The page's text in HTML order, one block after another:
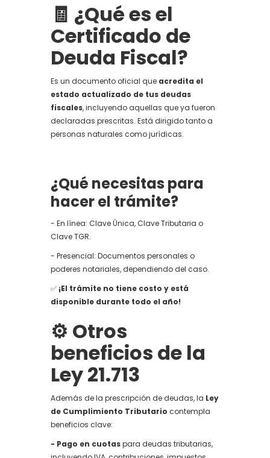
🧾 ¿Qué es el
Certificado de
Deuda Fiscal?
Es un documento oficial que acredita el
estado actualizado de tus deudas
fiscales, incluyendo aquellas que ya fueron
declaradas prescritas. Está dirigido tanto a
personas naturales como jurídicas.
¿Qué necesitas para
hacer el trámite?
- En línea: Clave Única, Clave Tributaria o
Clave TGR.
- Presencial: Documentos personales o
poderes notariales, dependiendo del caso.
✅ ¡El trámite no tiene costo y está
disponible durante todo el año!
⚙️ Otros
beneficios de la
Ley 21.713
Además de la prescripción de deudas, la Ley
de Cumplimiento Tributario contempla
beneficios clave:
- Pago en cuotaspara deudas tributarias,